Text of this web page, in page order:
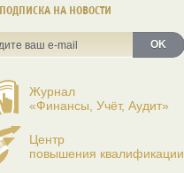
ПОДПИСКА НА НОВОСТИ
OK
Журнал
«Финансы, Учёт, Аудит»
Центр
повышения квалификации